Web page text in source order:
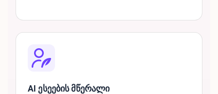
AI ესეების მწერალი